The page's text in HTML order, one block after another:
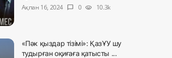
Ақпан 16, 2024
chat_bubble 0 visibility 10.3k
«Пәк қыздар тізімі»: ҚазҰУ шу
тудырған оқиғаға қатысты ...